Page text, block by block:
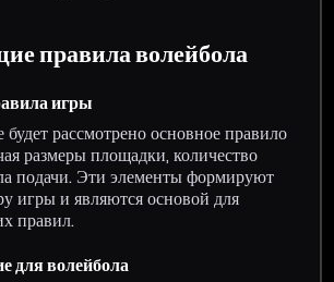
правила волейбола
игры
рассмотрено основное правило
размеры площадки, количество
подачи. Эти элементы формируют
игры и являются основой для
правил.
для волейбола